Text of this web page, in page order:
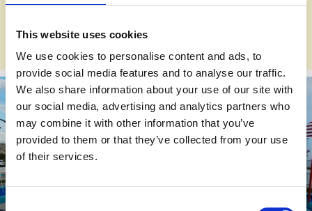
This website uses cookies
We use cookies to personalise content and ads, to
provide social media features and to analyse our traffic.
We also share information about your use of our site with
our social media, advertising and analytics partners who
may combine it with other information that you’ve
provided to them or that they’ve collected from your use
of their services.
Consent
maj still sista september. Hyr klubbor och bollar i
öppettider då bangolfkiosken inte är öppen.